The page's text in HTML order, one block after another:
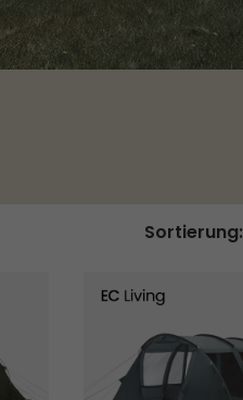
Sortierung: